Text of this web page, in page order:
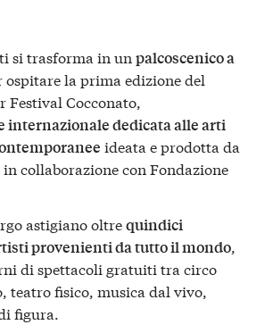
si trasforma in un palcoscenico a
ospitare la prima edizione del
Festival Cocconato,
internazionale dedicata alle arti
ideata e prodotta da
collaborazione con Fondazione
astigiano oltrequindici
provenienti da tutto il mondo,
di spettacoli gratuiti tra circo
teatro fisico, musica dal vivo,
figura.